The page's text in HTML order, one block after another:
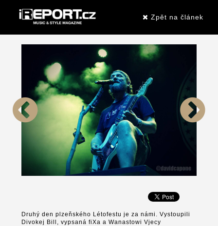
Zpět na článek
Druhý den plzeňského Létofestu je za námi. Vystoupili
Divokej Bill, vypsaná fiXa a Wanastowi Vjecy